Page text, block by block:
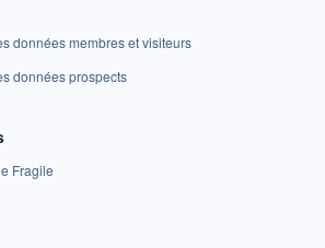
données membres et visiteurs
données prospects
Fragile